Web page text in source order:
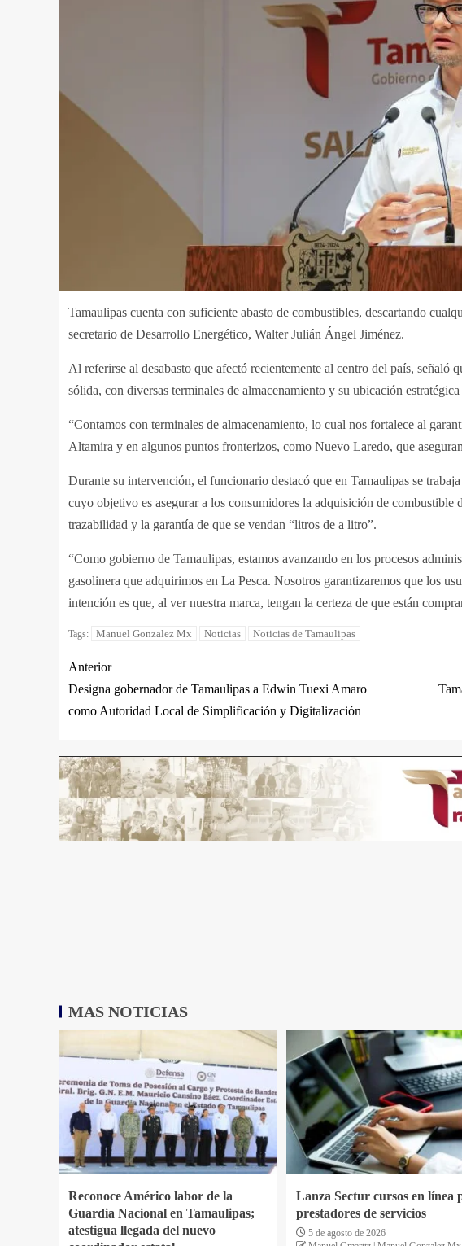
Tamaulipas cuenta con suficiente abasto de combustibles, descartando
secretario de Desarrollo Energético, Walter Julián Ángel Jiménez.
Al referirse al desabasto que afectó recientemente al centro del país, señaló
sólida, con diversas terminales de almacenamiento y su ubicación
“Contamos con terminales de almacenamiento, lo cual nos fortalece al
Altamira y en algunos puntos fronterizos, como Nuevo Laredo, que
Durante su intervención, el funcionario destacó que en Tamaulipas se
cuyo objetivo es asegurar a los consumidores la adquisición de combustible
trazabilidad y la garantía de que se vendan “litros de a litro”.
“Como gobierno de Tamaulipas, estamos avanzando en los procesos
gasolinera que adquirimos en La Pesca. Nosotros garantizaremos que los
intención es que, al ver nuestra marca, tengan la certeza de que están
Tags: Manuel Gonzalez Mx Noticias Noticias de Tamaulipas
Anterior
Designa gobernador de Tamaulipas a Edwin Tuexi Amaro
como Autoridad Local de Simplificación y Digitalización
MAS NOTICIAS
Reconoce Américo labor de la
Guardia Nacional en Tamaulipas;
atestigua llegada del nuevo
Lanza Sectur cursos en línea
prestadores de servicios
5 de agosto de 2026